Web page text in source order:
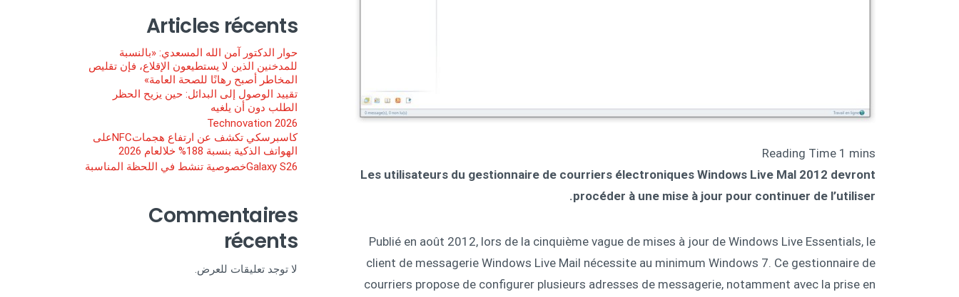
Les utilisateurs du gestionnaire de courriers électroniques Windows Live Mal 2012 devront
procéder à une mise à jour pour continuer de l’utiliser.
Publié en août 2012, lors de la cinquième vague de mises à jour de Windows Live Essentials, le
client de messagerie Windows Live Mail nécessite au minimum Windows 7. Ce gestionnaire de
courriers propose de configurer plusieurs adresses de messagerie, notamment avec la prise en
Articles récents
حوار الدكتور آمن الله المسعدي: «بالنسبة
للمدخنين الذين لا يستطيعون الإقلاع، فإن تقليص
المخاطر أصبح رهانًا للصحة العامة»
تقييد الوصول إلى البدائل: حين يزيح الحظر
الطلب دون أن يلغيه
Technovation 2026
كاسبرسكي تكشف عن ارتفاع هجماتNFCعلى
الهواتف الذكية بنسبة 188% خلالعام 2026
Galaxy S26خصوصية تنشط في اللحظة المناسبة
Commentaires
récents
لا توجد تعليقات للعرض.